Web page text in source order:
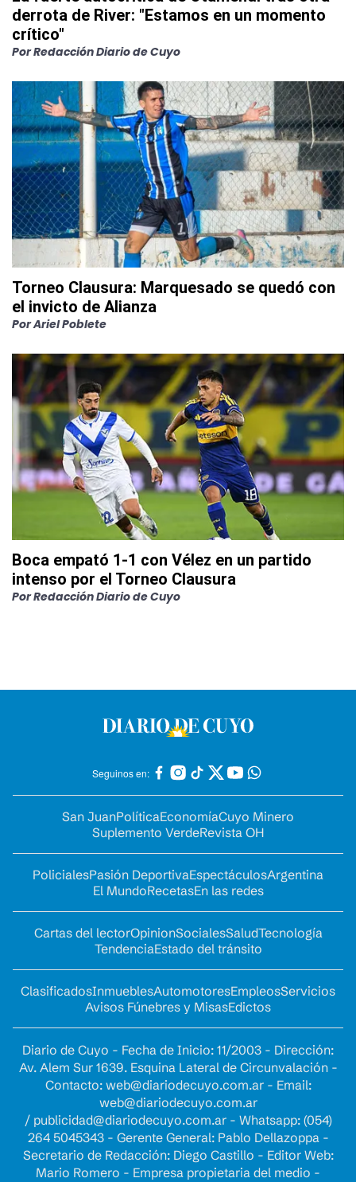
derrota de River: "Estamos en un momento
crítico"
PorRedacción Diario de Cuyo
Torneo Clausura: Marquesado se quedó con
el invicto de Alianza
PorAriel Poblete
Boca empató 1-1 con Vélez en un partido
intenso por el Torneo Clausura
PorRedacción Diario de Cuyo
Seguinos en:
San JuanPolíticaEconomíaCuyo Minero
Suplemento VerdeRevista OH
PolicialesPasión DeportivaEspectáculosArgentina
El MundoRecetasEn las redes
Cartas del lectorOpinionSocialesSaludTecnología
TendenciaEstado del tránsito
ClasificadosInmueblesAutomotoresEmpleosServicios
Avisos Fúnebres y MisasEdictos
Diario de Cuyo - Fecha de Inicio: 11/2003 - Dirección:
Av. Alem Sur 1639. Esquina Lateral de Circunvalación -
Contacto: web@diariodecuyo.com.ar- Email:
web@diariodecuyo.com.ar
/ publicidad@diariodecuyo.com.ar- Whatsapp: (054)
264 5045343 - Gerente General: Pablo Dellazoppa -
Secretario de Redacción: Diego Castillo - Editor Web:
Mario Romero - Empresa propietaria del medio -